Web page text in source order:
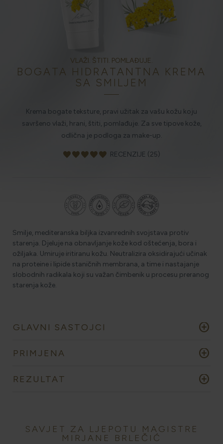
HOLISTIČKA NJEGA KOŽE
ZLATNI ELIKSIR MEDITERANA: ZAŠTO NAŠA KOŽA
OBOŽAVA SMILJE?
MORE, SUNCE I KLIMA: KAKO OBNOVITI KOŽU NAKON
DANA NA PLAŽI?
NJEGA TIJELA NAKON SUNČANJA: ZAŠTO NE BISMO
VLAŽI. ŠTITI. POMLAĐUJE.
BOGATA HIDRATANTNA KREMA
SA SMILJEM
Krema bogate teksture, pravi užitak za vašu kožu koju
savršeno vlaži, hrani, štiti, pomlađuje. Za sve tipove kože,
odlična je podloga za make-up.
favoritefavoritefavoritefavoritefavorite RECENZIJE (25)
Smilje, mediteranska biljka izvanrednih svojstava protiv
starenja. Djeluje na obnavljanje kože kod oštećenja, bora i
ožiljaka. Umiruje iritiranu kožu. Neutralizira oksidirajući učinak
na proteine i lipide staničnih membrana, a time i nastajanje
slobodnih radikala koji su važan čimbenik u procesu preranog
starenja kože.
GLAVNI SASTOJCI add_circle
PRIMJENA add_circle
REZULTAT add_circle
SAVJET ZA LJEPOTU MAGISTRE
MIRJANE BRLEČIĆ